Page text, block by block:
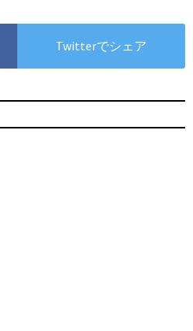
Twitterでシェア